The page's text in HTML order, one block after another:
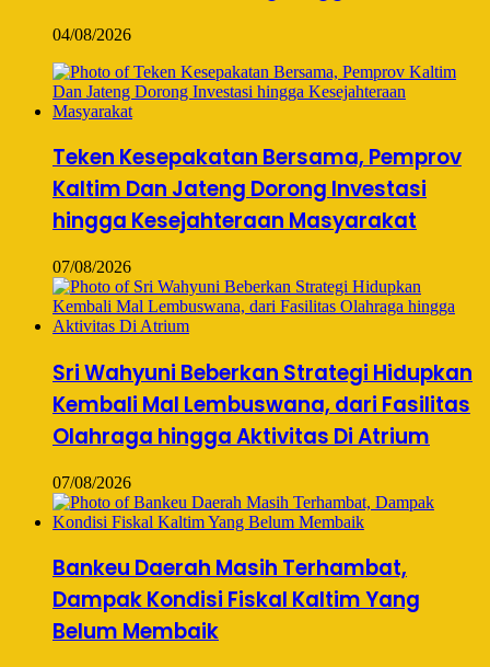
04/08/2026
Teken Kesepakatan Bersama, Pemprov
Kaltim Dan Jateng Dorong Investasi
hingga Kesejahteraan Masyarakat
07/08/2026
Sri Wahyuni Beberkan Strategi Hidupkan
Kembali Mal Lembuswana, dari Fasilitas
Olahraga hingga Aktivitas Di Atrium
07/08/2026
Bankeu Daerah Masih Terhambat,
Dampak Kondisi Fiskal Kaltim Yang
Belum Membaik